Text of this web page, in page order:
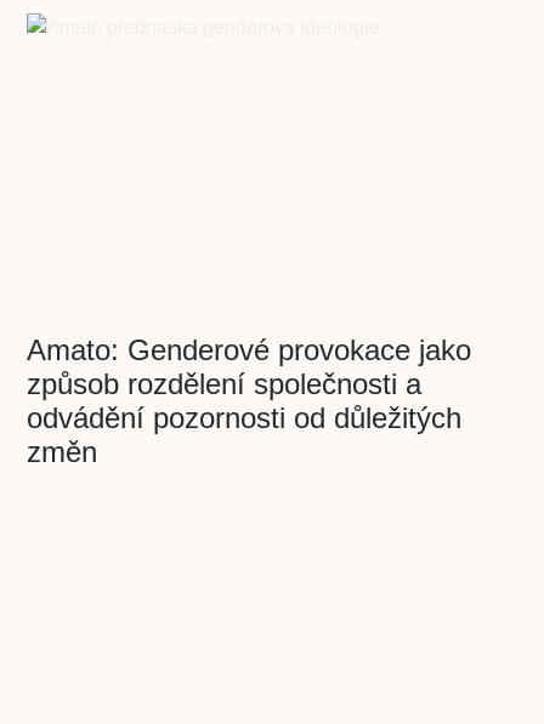
Amato: Genderové provokace jako
způsob rozdělení společnosti a
odvádění pozornosti od důležitých
změn